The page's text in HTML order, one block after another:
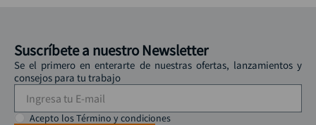
Suscríbete a nuestro Newsletter
Se el primero en enterarte de nuestras ofertas, lanzamientos y
consejos para tu trabajo
Acepto los Término y condiciones